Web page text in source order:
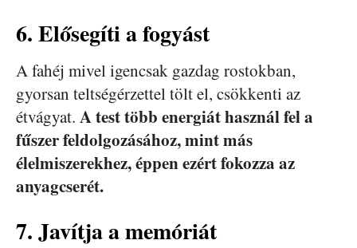
6. Elősegíti a fogyást
A fahéj mivel igencsak gazdag rostokban,
gyorsan teltségérzettel tölt el, csökkenti az
étvágyat. A test több energiát használ fel a
fűszer feldolgozásához, mint más
élelmiszerekhez, éppen ezért fokozza az
anyagcserét.
7. Javítja a memóriát